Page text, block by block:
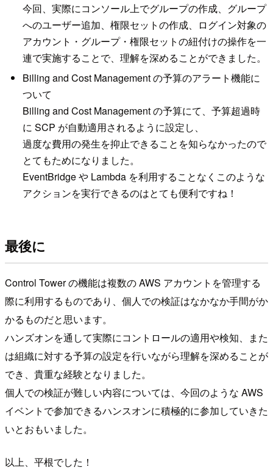
今回、実際にコンソール上でグループの作成、グループ
へのユーザー追加、権限セットの作成、ログイン対象の
アカウント・グループ・権限セットの紐付けの操作を一
連で実施することで、理解を深めることができました。
Billing and Cost Management の予算のアラート機能に
ついて
Billing and Cost Management の予算にて、予算超過時
に SCP が自動適用されるように設定し、
過度な費用の発生を抑止できることを知らなかったので
とてもためになりました。
EventBridge や Lambda を利用することなくこのような
アクションを実行できるのはとても便利ですね！
最後に
Control Tower の機能は複数の AWS アカウントを管理する
際に利用するものであり、個人での検証はなかなか手間がか
かるものだと思います。
ハンズオンを通して実際にコントロールの適用や検知、また
は組織に対する予算の設定を行いながら理解を深めることが
でき、貴重な経験となりました。
個人での検証が難しい内容については、今回のような AWS
イベントで参加できるハンスオンに積極的に参加していきた
いとおもいました。
以上、平根でした！